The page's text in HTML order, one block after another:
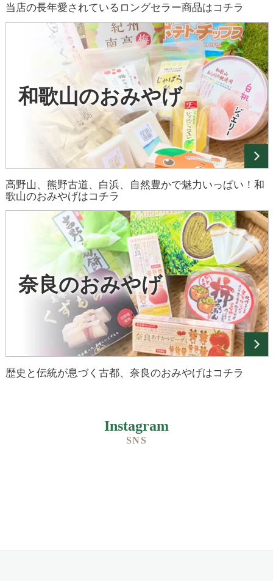
当店の長年愛されているロングセラー商品はコチラ
和歌山のおみやげ
高野山、熊野古道、白浜、自然豊かで魅力いっぱい！和
歌山のおみやげはコチラ
奈良のおみやげ
歴史と伝統が息づく古都、奈良のおみやげはコチラ
Instagram
SNS